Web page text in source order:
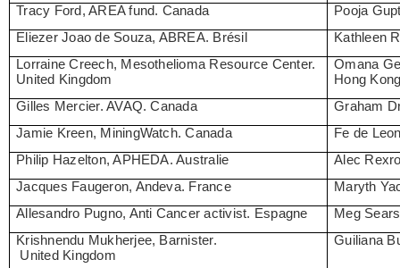
Tracy Ford, AREA fund. Canada
Pooja
Eliezer Joao de Souza, ABREA. Brésil
Kathleen
Lorraine Creech, Mesothelioma Resource Center.
United Kingdom
Omana
Hong
Gilles Mercier. AVAQ.Canada
Graham
Jamie Kreen, MiningWatch. Canada
Fe de
Philip Hazelton, APHEDA. Australie
Alec
Jacques Faugeron, Andeva. France
Maryth
Allesandro Pugno, Anti Cancer activist. Espagne
Meg
Krishnendu Mukherjee, Barnister.
United Kingdom
Guiliana